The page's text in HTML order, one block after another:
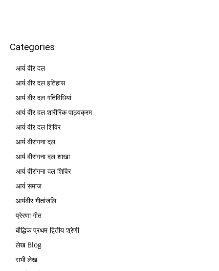
Categories
आर्य वीर दल
आर्य वीर दल इतिहास
आर्य वीर दल गतिविधियां
आर्य वीर दल शारीरिक पाठ्यक्रम
आर्य वीर दल शिविर
आर्य वीरांगना दल
आर्य वीरांगना दल शाखा
आर्य वीरांगना दल शिविर
आर्य समाज
आर्यवीर गीतांजलि
प्रेरणा गीत
बौद्धिक प्रथम-द्वितीय श्रेणी
लेख Blog
सभी लेख